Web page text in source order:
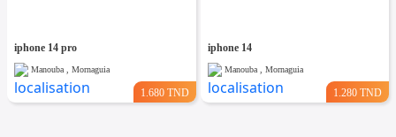
iphone 14 pro
Manouba , Mornaguia
1.680 TND
iphone 14
Manouba , Mornaguia
1.280 TND